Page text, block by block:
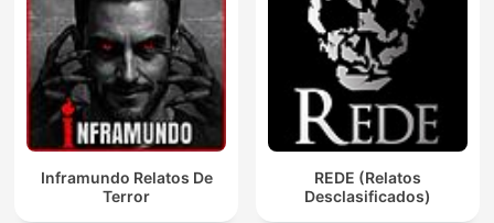
Inframundo Relatos De
Terror
REDE (Relatos
Desclasificados)